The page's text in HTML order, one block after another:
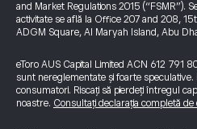
and Market Regulations 2015 (“FSMR”).
activitate se află la Office 207 and 208,
ADGM Square, Al Maryah Island, Abu
eToro AUS Capital Limited ACN 612 791
sunt nereglementate și foarte
consumatori. Riscați să pierdeți întregul
noastre. Consultați declarația completă de